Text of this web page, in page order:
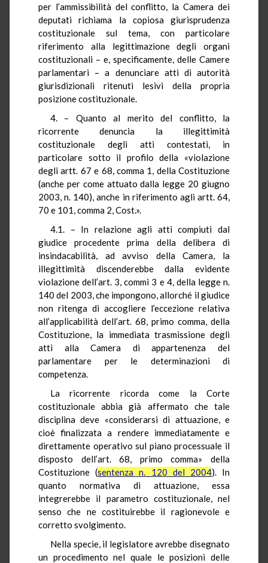
per l’ammissibilità del conflitto, la Camera dei
deputati richiama la copiosa giurisprudenza
costituzionale sul tema, con particolare
riferimento alla legittimazione degli organi
costituzionali – e, specificamente, delle Camere
parlamentari – a denunciare atti di autorità
giurisdizionali ritenuti lesivi della propria
posizione costituzionale.
4. – Quanto al merito del conflitto, la
ricorrente denuncia la illegittimità
costituzionale degli atti contestati, in
particolare sotto il profilo della «violazione
degli artt. 67 e 68, comma 1, della Costituzione
(anche per come attuato dalla legge 20 giugno
2003, n. 140), anche in riferimento agli artt. 64,
70 e 101, comma 2, Cost.».
4.1. – In relazione agli atti compiuti dal
giudice procedente prima della delibera di
insindacabilità, ad avviso della Camera, la
illegittimità discenderebbe dalla evidente
violazione dell’art. 3, commi 3 e 4, della legge n.
140 del 2003, che impongono, allorché il giudice
non ritenga di accogliere l’eccezione relativa
all’applicabilità dell’art. 68, primo comma, della
Costituzione, la immediata trasmissione degli
atti alla Camera di appartenenza del
parlamentare per le determinazioni di
competenza.
La ricorrente ricorda come la Corte
costituzionale abbia già affermato che tale
disciplina deve «considerarsi di attuazione, e
cioè finalizzata a rendere immediatamente e
direttamente operativo sul piano processuale il
disposto dell’art. 68, primo comma» della
Costituzione (sentenza n. 120 del 2004). In
quanto normativa di attuazione, essa
integrerebbe il parametro costituzionale, nel
senso che ne costituirebbe il ragionevole e
corretto svolgimento.
Nella specie, il legislatore avrebbe disegnato
un procedimento nel quale le posizioni delle